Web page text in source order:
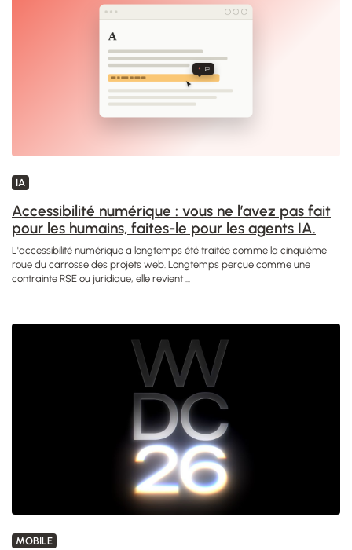
IA
Accessibilité numérique : vous ne l’avez pas fait
pour les humains, faites-le pour les agents IA.
L'accessibilité numérique a longtemps été traitée comme la cinquième
roue du carrosse des projets web. Longtemps perçue comme une
contrainte RSE ou juridique, elle revient ...
MOBILE